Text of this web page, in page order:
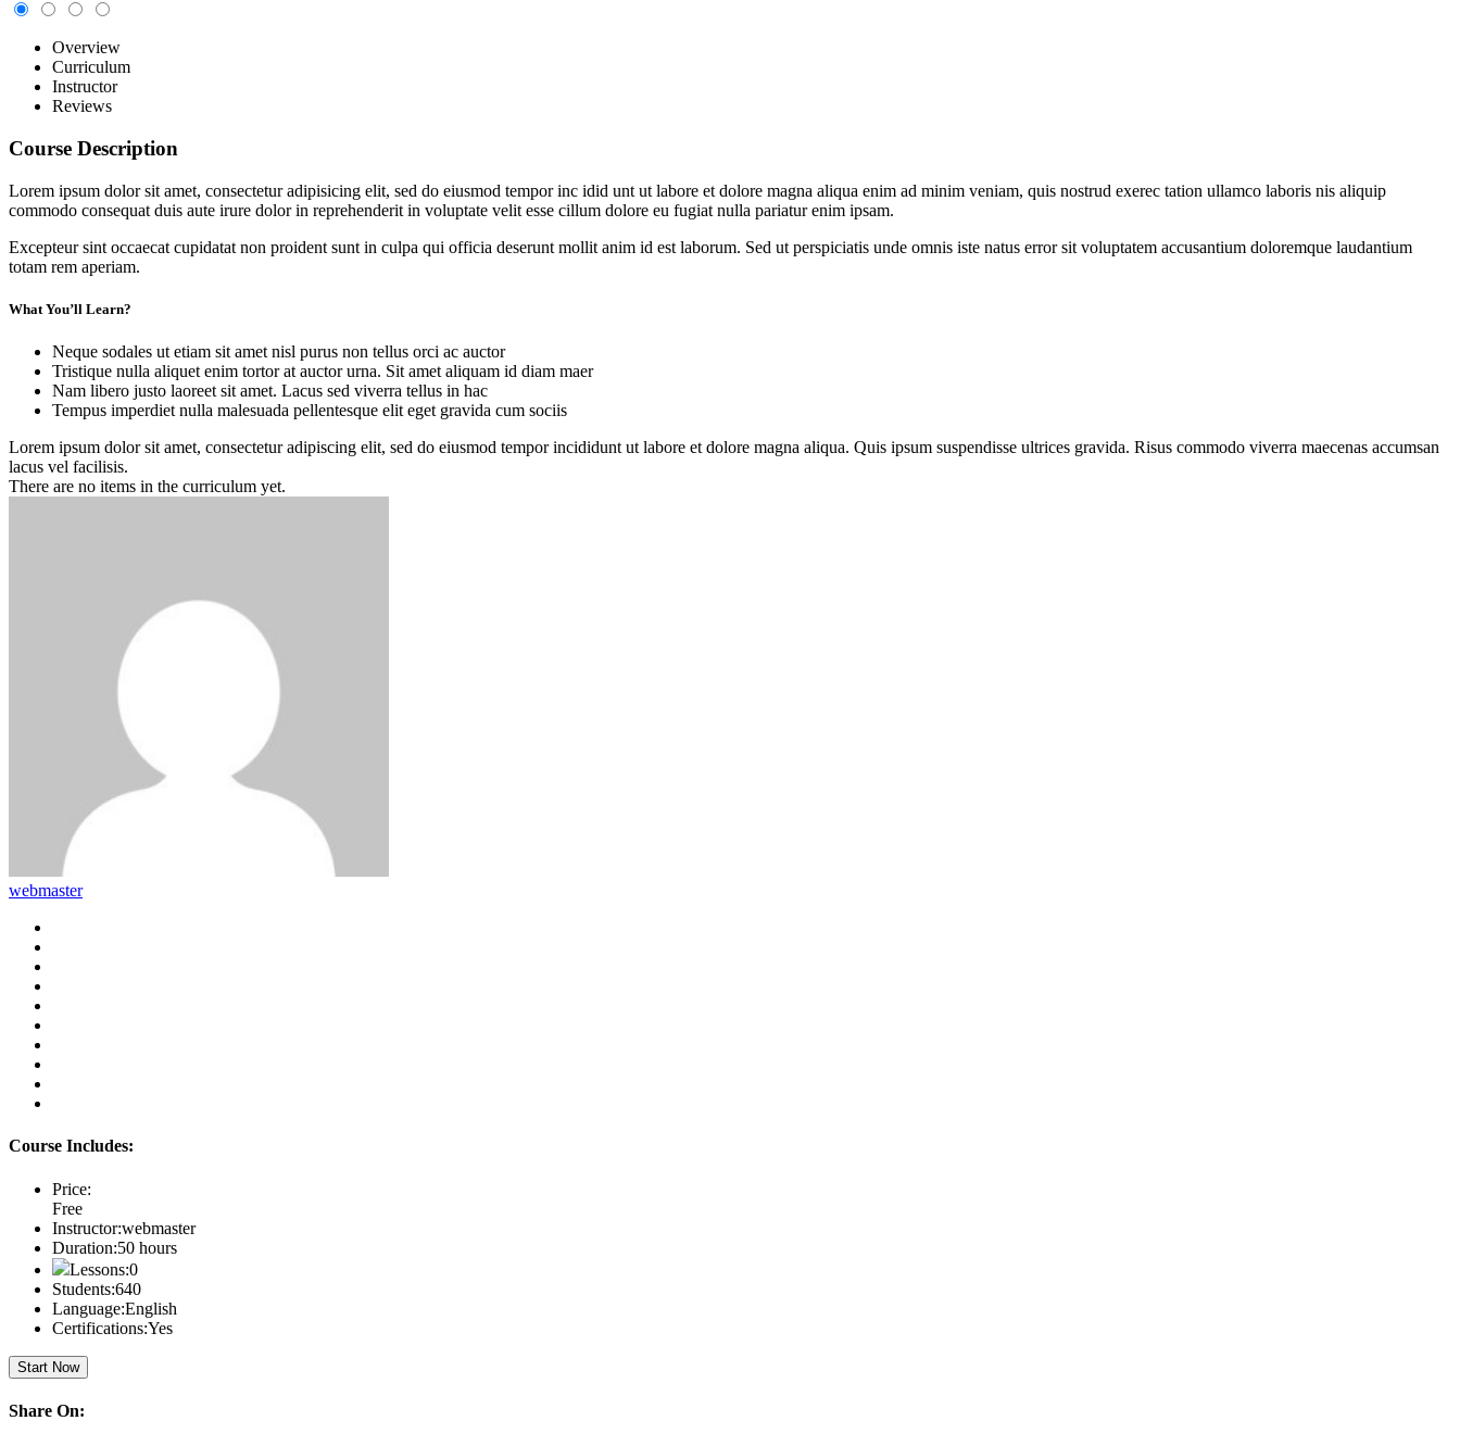
Overview
Curriculum
Instructor
Reviews
Course Description
Lorem ipsum dolor sit amet, consectetur adipisicing elit, sed do eiusmod tempor inc idid unt ut labore et dolore magna aliqua enim ad minim veniam, quis nostrud exerec tation ullamco laboris nis aliquip
commodo consequat duis aute irure dolor in reprehenderit in voluptate velit esse cillum dolore eu fugiat nulla pariatur enim ipsam.
Excepteur sint occaecat cupidatat non proident sunt in culpa qui officia deserunt mollit anim id est laborum. Sed ut perspiciatis unde omnis iste natus error sit voluptatem accusantium doloremque laudantium
totam rem aperiam.
What You’ll Learn?
Neque sodales ut etiam sit amet nisl purus non tellus orci ac auctor
Tristique nulla aliquet enim tortor at auctor urna. Sit amet aliquam id diam maer
Nam libero justo laoreet sit amet. Lacus sed viverra tellus in hac
Tempus imperdiet nulla malesuada pellentesque elit eget gravida cum sociis
Lorem ipsum dolor sit amet, consectetur adipiscing elit, sed do eiusmod tempor incididunt ut labore et dolore magna aliqua. Quis ipsum suspendisse ultrices gravida. Risus commodo viverra maecenas accumsan
lacus vel facilisis.
There are no items in the curriculum yet.
webmaster
Course Includes:
Price:
Free
Instructor:webmaster
Duration:50 hours
Lessons:0
Students:640
Language:English
Certifications:Yes
Start Now
Share On: